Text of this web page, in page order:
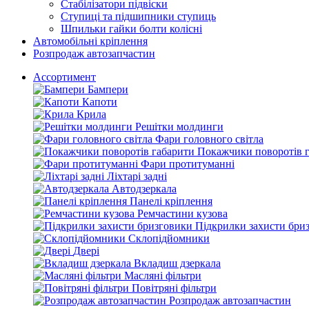
Стабілізатори підвіски
Ступиці та підшипники ступиць
Шпильки гайки болти колісні
Автомобільні кріплення
Розпродаж автозапчастин
Ассортимент
Бампери
Капоти
Крила
Решітки молдинги
Фари головного світла
Покажчики поворотів
Фари протитуманні
Ліхтарі задні
Автодзеркала
Панелі кріплення
Ремчастини кузова
Підкрилки захисти
Склопідйомники
Двері
Вкладиш дзеркала
Масляні фільтри
Повітряні фільтри
Розпродаж автозапчастин